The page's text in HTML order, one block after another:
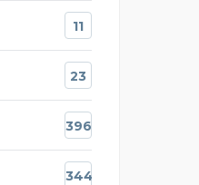
11
23
396
344